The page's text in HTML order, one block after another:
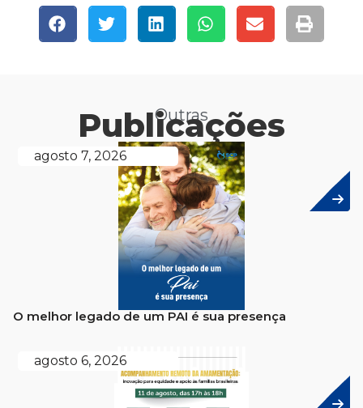
Outras
Publicações
agosto 7, 2026
O melhor legado de um PAI é sua presença
agosto 6, 2026